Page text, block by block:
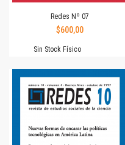
Redes Nº 07
$600,00
Sin Stock Físico